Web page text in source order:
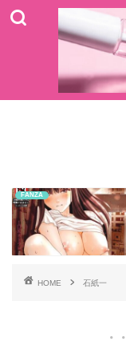
FANZA
HOME 石紙一